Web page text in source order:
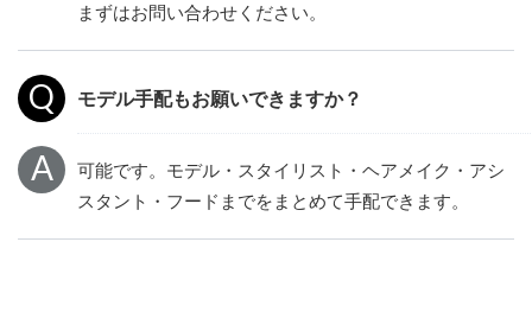
まずはお問い合わせください。
モデル手配もお願いできますか？
可能です。モデル・スタイリスト・ヘアメイク・アシ
スタント・フードまでをまとめて手配できます。